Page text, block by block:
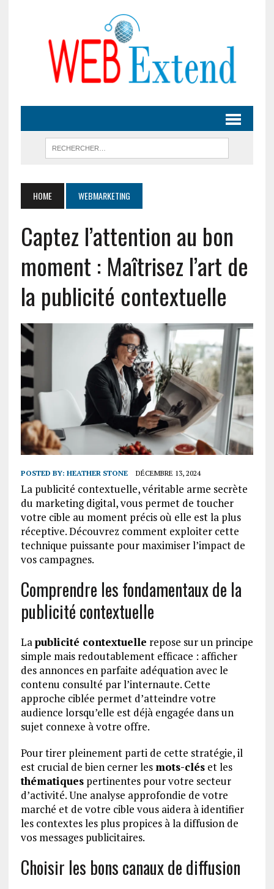
HOME WEBMARKETING
Captez l’attention au bon
moment : Maîtrisez l’art de
la publicité contextuelle
POSTED BY: HEATHER STONE DÉCEMBRE 13, 2024
La publicité contextuelle, véritable arme secrète
du marketing digital, vous permet de toucher
votre cible au moment précis où elle est la plus
réceptive. Découvrez comment exploiter cette
technique puissante pour maximiser l’impact de
vos campagnes.
Comprendre les fondamentaux de la
publicité contextuelle
La publicité contextuelle repose sur un principe
simple mais redoutablement efficace : afficher
des annonces en parfaite adéquation avec le
contenu consulté par l’internaute. Cette
approche ciblée permet d’atteindre votre
audience lorsqu’elle est déjà engagée dans un
sujet connexe à votre offre.
Pour tirer pleinement parti de cette stratégie, il
est crucial de bien cerner les mots-cléset les
thématiquespertinentes pour votre secteur
d’activité. Une analyse approfondie de votre
marché et de votre cible vous aidera à identifier
les contextes les plus propices à la diffusion de
vos messages publicitaires.
Choisir les bons canaux de diffusion